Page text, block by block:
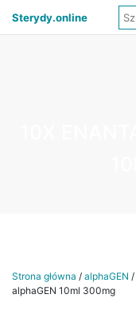
Sterydy.online
Strona główna / alphaGEN /
alphaGEN 10ml 300mg